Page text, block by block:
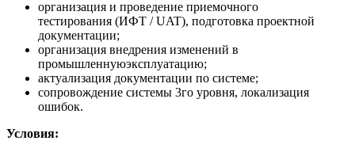
организация и проведение приемочного
тестирования (ИФТ / UAT), подготовка проектной
документации;
организация внедрения изменений в
промышленнуюэксплуатацию;
актуализация документации по системе;
сопровождение системы 3го уровня, локализация
ошибок.
Условия: